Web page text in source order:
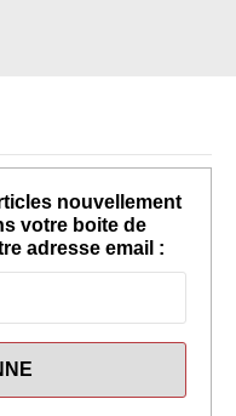
nouvellement
votre boite de
adresse email :